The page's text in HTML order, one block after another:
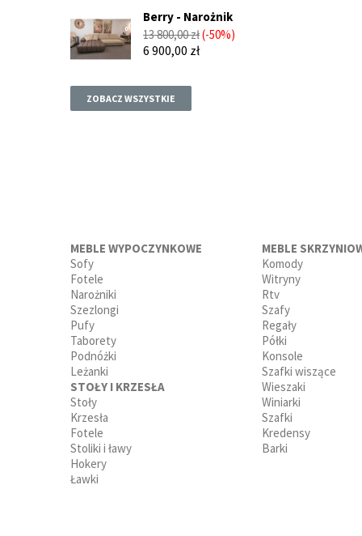
Berry - Narożnik
Cena
podstawowa
13 800,00 zł -50%
6 900,00 zł
ZOBACZ WSZYSTKIE
MEBLE WYPOCZYNKOWE
Sofy
Fotele
Narożniki
Szezlongi
Pufy
Taborety
Podnóżki
Leżanki
STOŁY I KRZESŁA
Stoły
Krzesła
Fotele
Stoliki i ławy
Hokery
Ławki
MEBLE
Komody
Witryny
Rtv
Szafy
Regały
Półki
Konsole
Szafki wiszące
Wieszaki
Winiarki
Szafki
Kredensy
Barki